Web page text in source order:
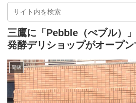
三鷹に「Pebble（ぺブル）
発酵デリショップがオープ
開店